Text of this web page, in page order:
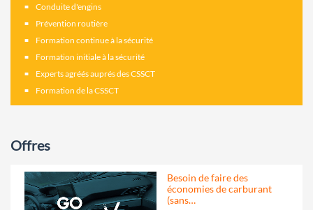
Conduite d'engins
Prévention routière
Formation continue à la sécurité
Formation initiale à la sécurité
Experts agréés auprés des CSSCT
Formation de la CSSCT
Offres
Besoin de faire des
économies de carburant
(sans…